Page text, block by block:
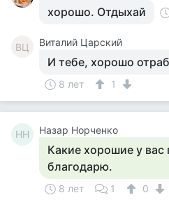
хорошо. Отдыхай
ВЦ Виталий Царский
И тебе, хорошо
8 лет 1
НН Назар Норченко
Какие хорошие у
благодарю.
8 лет 1 0